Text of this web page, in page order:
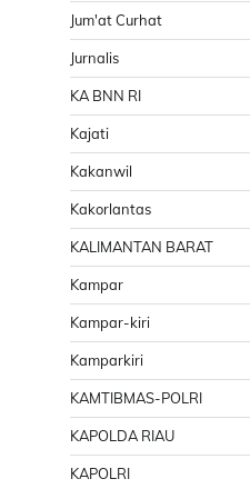
Jum'at Curhat
Jurnalis
KA BNN RI
Kajati
Kakanwil
Kakorlantas
KALIMANTAN BARAT
Kampar
Kampar-kiri
Kamparkiri
KAMTIBMAS-POLRI
KAPOLDA RIAU
KAPOLRI